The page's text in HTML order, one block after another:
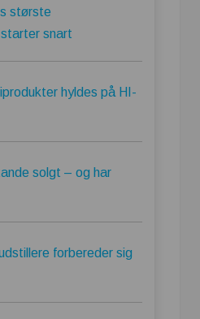
største
snart
hyldes på HI-
solgt – og har
forbereder sig